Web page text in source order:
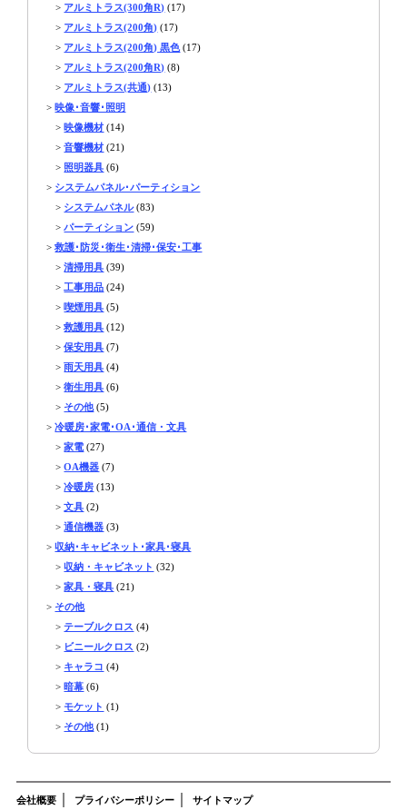
> アルミトラス(300角R) (17)
> アルミトラス(200角) (17)
> アルミトラス(200角) 黒色 (17)
> アルミトラス(200角R) (8)
> アルミトラス(共通) (13)
>映像･音響･照明
>映像機材 (14)
>音響機材 (21)
> 照明器具 (6)
> システムパネル･パーティション
> システムパネル(83)
>パーティション (59)
>救護･防災･衛生･清掃･保安･工事
>清掃用具 (39)
> 工事用品 (24)
>喫煙用具 (5)
>救護用具 (12)
>保安用具 (7)
>雨天用具 (4)
>衛生用具 (6)
> その他(5)
>冷暖房･家電･OA･通信・文具
>家電 (27)
>OA機器 (7)
>冷暖房 (13)
>文具 (2)
>通信機器 (3)
>収納･キャビネット･家具･寝具
>収納・キャビネット (32)
>家具・寝具 (21)
> その他
>テーブルクロス (4)
> ビニールクロス (2)
> キャラコ (4)
>暗幕 (6)
>モケット (1)
> その他(1)
会社概要｜ プライバシーポリシー｜ サイトマップ